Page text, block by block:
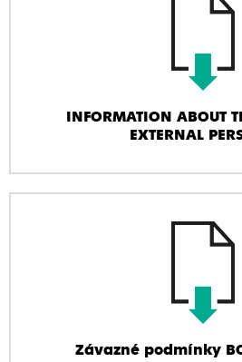
INFORMATION ABOUT
EXTERNAL
Závazné podmínky